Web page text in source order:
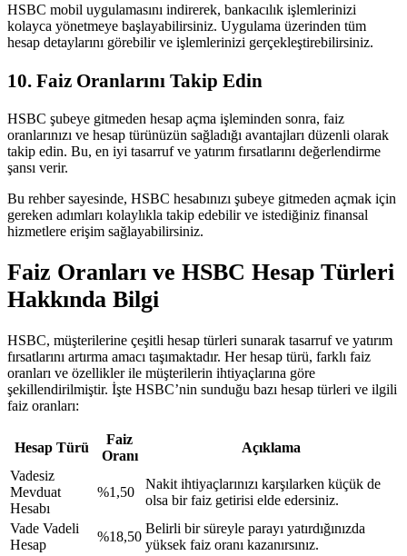
HSBC mobil uygulamasını indirerek, bankacılık işlemlerinizi
kolayca yönetmeye başlayabilirsiniz. Uygulama üzerinden tüm
hesap detaylarını görebilir ve işlemlerinizi gerçekleştirebilirsiniz.
10. Faiz Oranlarını Takip Edin
HSBC şubeye gitmeden hesap açma işleminden sonra, faiz
oranlarınızı ve hesap türünüzün sağladığı avantajları düzenli olarak
takip edin. Bu, en iyi tasarruf ve yatırım fırsatlarını değerlendirme
şansı verir.
Bu rehber sayesinde, HSBC hesabınızı şubeye gitmeden açmak için
gereken adımları kolaylıkla takip edebilir ve istediğiniz finansal
hizmetlere erişim sağlayabilirsiniz.
Faiz Oranları ve HSBC Hesap Türleri
Hakkında Bilgi
HSBC, müşterilerine çeşitli hesap türleri sunarak tasarruf ve yatırım
fırsatlarını artırma amacı taşımaktadır. Her hesap türü, farklı faiz
oranları ve özellikler ile müşterilerin ihtiyaçlarına göre
şekillendirilmiştir. İşte HSBC’nin sunduğu bazı hesap türleri ve ilgili
faiz oranları:
Hesap Türü
Faiz
Oranı
Açıklama
Vadesiz
Mevduat
Hesabı
%1,50
Nakit ihtiyaçlarınızı karşılarken küçük de
olsa bir faiz getirisi elde edersiniz.
Vade Vadeli
Hesap
%18,50
Belirli bir süreyle parayı yatırdığınızda
yüksek faiz oranı kazanırsınız.